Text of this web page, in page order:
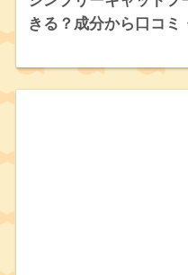
きる？成分から口コミ